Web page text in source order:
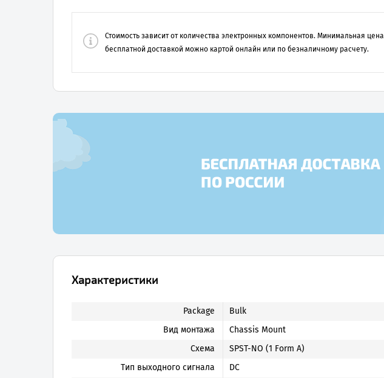
Стоимость зависит от количества электронных компонентов. Минимальная цена
бесплатной доставкой можно картой онлайн или по безналичному расчету.
Характеристики
Package
Bulk
Вид монтажа
Chassis Mount
Схема
SPST-NO (1 Form A)
Тип выходного сигнала
DC